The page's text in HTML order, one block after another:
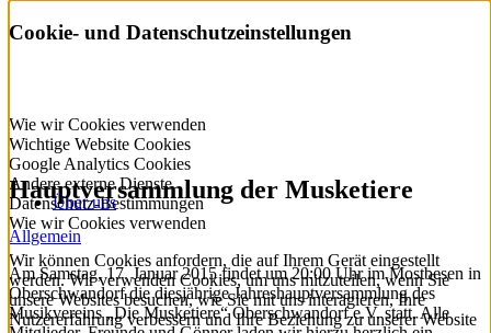
Cookie- und Datenschutzeinstellungen
Wie wir Cookies verwenden
Wichtige Website Cookies
Google Analytics Cookies
Andere externe Dienste
Datenschutz-Bestimmungen
Wie wir Cookies verwenden
Wir können Cookies anfordern, die auf Ihrem Gerät eingestellt
werden. Wir verwenden Cookies, um uns mitzuteilen, wenn Sie
unsere Websites besuchen, wie Sie mit uns interagieren, Ihre
Nutzererfahrung verbessern und Ihre Beziehung zu unserer Website
Über uns
Hauptversammlung der Musketiere
Allgemein
Am Samstag, 17. Januar 2015 findet um 20:00 Uhr im Mostbesen in
Oberschwandorf die diesjährige Jahreshauptversammlung des
Musikvereins „Die Musketiere“ Oberschwandorf e.V. statt. Alle